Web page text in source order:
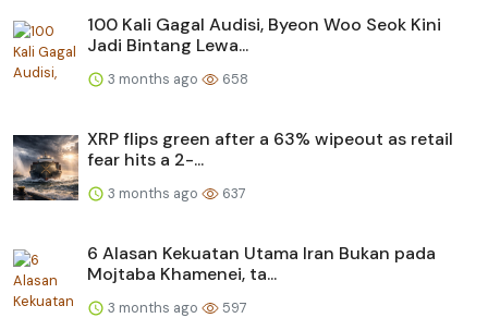
100 Kali Gagal Audisi, Byeon Woo Seok Kini
Jadi Bintang Lewa...
3 months ago 658
XRP flips green after a 63% wipeout as retail
fear hits a 2-...
3 months ago 637
6 Alasan Kekuatan Utama Iran Bukan pada
Mojtaba Khamenei, ta...
3 months ago 597